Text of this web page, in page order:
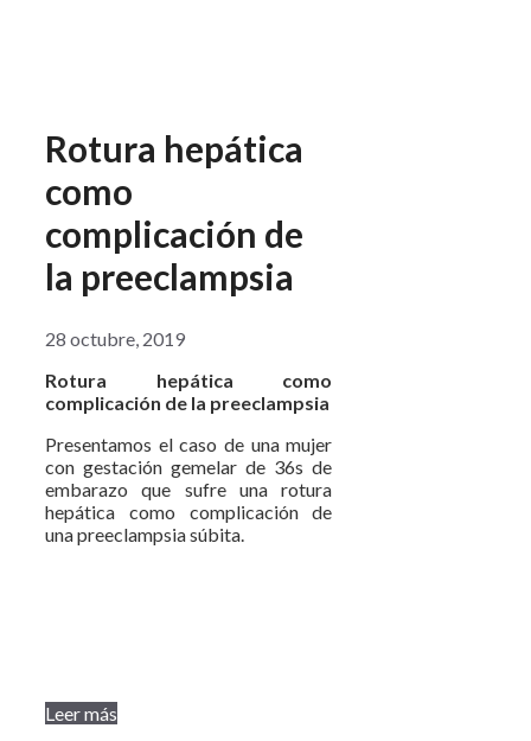
Rotura hepática
como
complicación de
la preeclampsia
28 octubre, 2019
Rotura hepática como
complicación de la preeclampsia
Presentamos el caso de una mujer
con gestación gemelar de 36s de
embarazo que sufre una rotura
hepática como complicación de
una preeclampsia súbita.
Leer más